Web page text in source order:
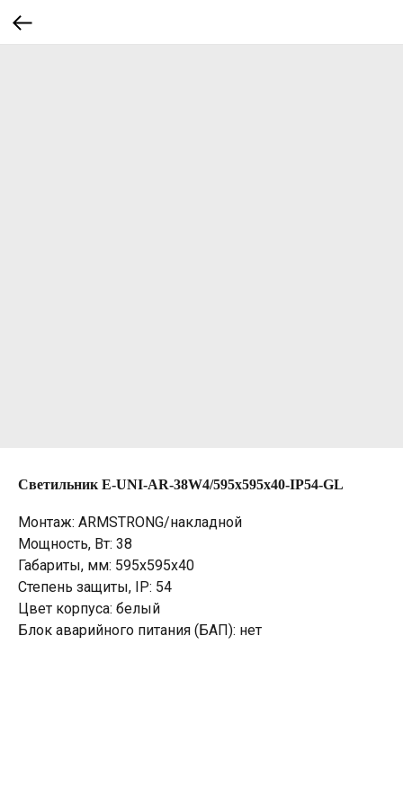
Светильник E-UNI-AR-38W4/595х595х40-IP54-GL
Монтаж: ARMSTRONG/накладной
Мощность, Вт: 38
Габариты, мм: 595х595х40
Степень защиты, IP: 54
Цвет корпуса: белый
Блок аварийного питания (БАП): нет